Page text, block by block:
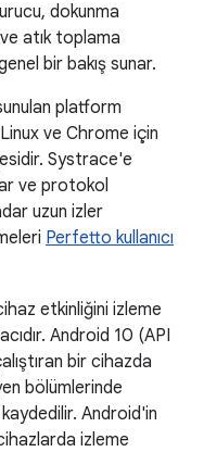
dokunma
atık toplama
bir bakış sunar.
platform
ve Chrome için
Systrace'e
ve protokol
uzun izler
Perfetto kullanıcı
etkinliğini izleme
Android 10 (API
bir cihazda
bölümlerinde
Android'in
izleme